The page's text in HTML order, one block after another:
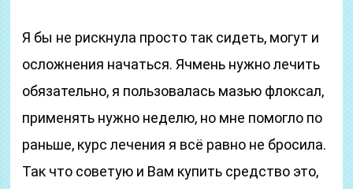
Я бы не рискнула просто так сидеть, могут и
осложнения начаться. Ячмень нужно лечить
обязательно, я пользовалась мазью флоксал,
применять нужно неделю, но мне помогло по
раньше, курс лечения я всё равно не бросила.
Так что советую и Вам купить средство это,